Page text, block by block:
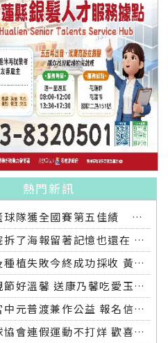
熱門新訊
關山國小籃球隊獲全國賽第五佳績 鎮長爸爸再約牛排慶功宴
中華大戲院拆了海報留著記憶也還在 八月日本舉行全球首映導演偕日友人重返劇中場景
歷經颱風及種植失敗今終成功採收 黃秀鳳開心上架並分享療養院
療養院母親節好溫馨 送康乃馨吃愛玉聆聽音樂
關山天后宮中元普渡兼作公益 報名信眾超過一半捐出響應
關山鎮槌球協會連假運動不打烊 歡喜揮桿另類慶祝端午節